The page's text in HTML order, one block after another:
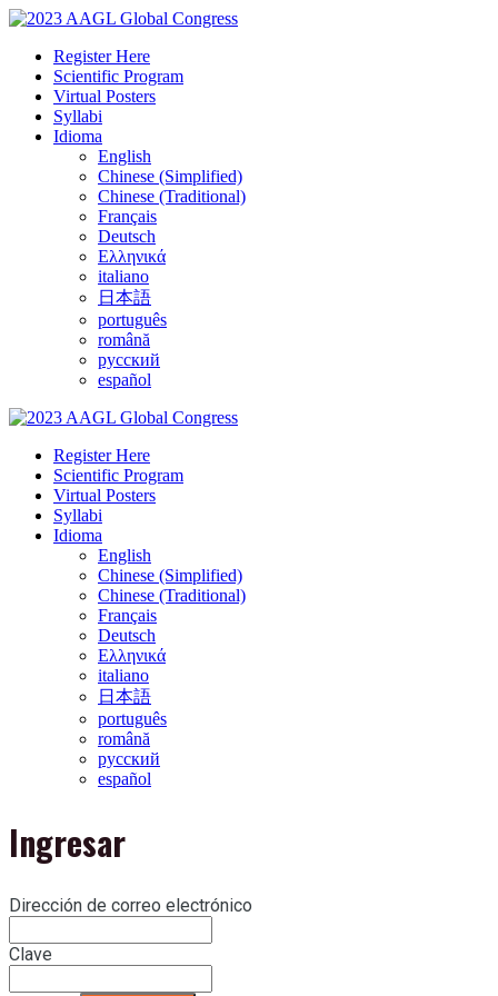
Register Here
Scientific Program
Virtual Posters
Syllabi
Idioma
English
Chinese (Simplified)
Chinese (Traditional)
Français
Deutsch
Ελληνικά
italiano
日本語
português
română
русский
español
Register Here
Scientific Program
Virtual Posters
Syllabi
Idioma
English
Chinese (Simplified)
Chinese (Traditional)
Français
Deutsch
Ελληνικά
italiano
日本語
português
română
русский
español
Ingresar
Dirección de correo electrónico
Clave